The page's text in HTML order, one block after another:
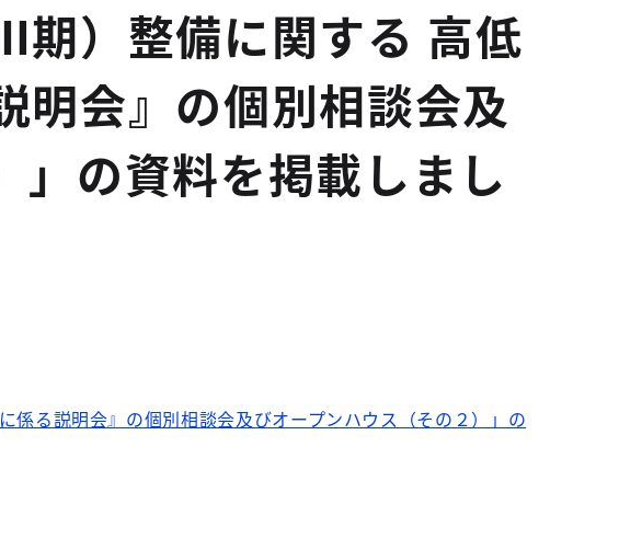
期）整備に関する 高低
明会』の個別相談会及
」の資料を掲載しまし
係る説明会』の個別相談会及びオープンハウス（その２）」の